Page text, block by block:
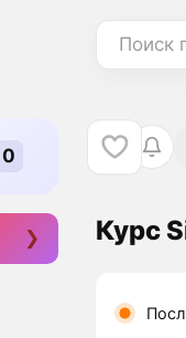
Поиск
Курс